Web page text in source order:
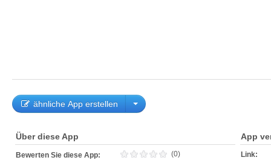
ähnliche App erstellen
Über diese App
Bewerten Sie diese App: (0)
App
Link: